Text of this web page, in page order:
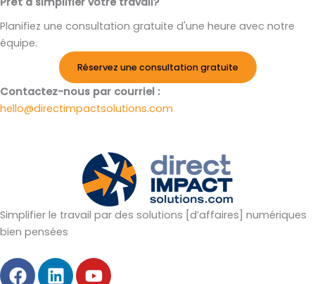
Planifiez une consultation gratuite d'une heure avec notre
équipe.
Réservez une consultation gratuite
Contactez-nous par courriel :
hello@directimpactsolutions.com
Simplifier le travail par des solutions [d’affaires] numériques
bien pensées
F L Y